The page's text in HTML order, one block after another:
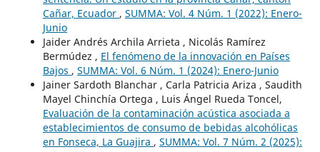
Cañar, Ecuador , SUMMA: Vol. 4 Núm. 1 (2022): Enero-
Junio
Jaider Andrés Archila Arrieta , Nicolás Ramírez
Bermúdez , El fenómeno de la innovación en Países
Bajos , SUMMA: Vol. 6 Núm. 1 (2024): Enero-Junio
Jainer Sardoth Blanchar , Carla Patricia Ariza , Saudith
Mayel Chinchía Ortega , Luis Ángel Rueda Toncel,
Evaluación de la contaminación acústica asociada a
establecimientos de consumo de bebidas alcohólicas
en Fonseca, La Guajira , SUMMA: Vol. 7 Núm. 2 (2025):